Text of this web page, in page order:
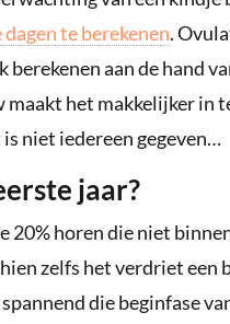
te berekenen.
berekenen aan de hand
maakt het makkelijker in
niet iedereen gegeven…
jaar?
20% horen die niet
zelfs het verdriet een
die beginfase